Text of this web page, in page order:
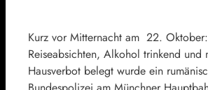
Kurz vor Mitternacht am 22.
Reiseabsichten, Alkohol trinkend und
Hausverbot belegt wurde ein